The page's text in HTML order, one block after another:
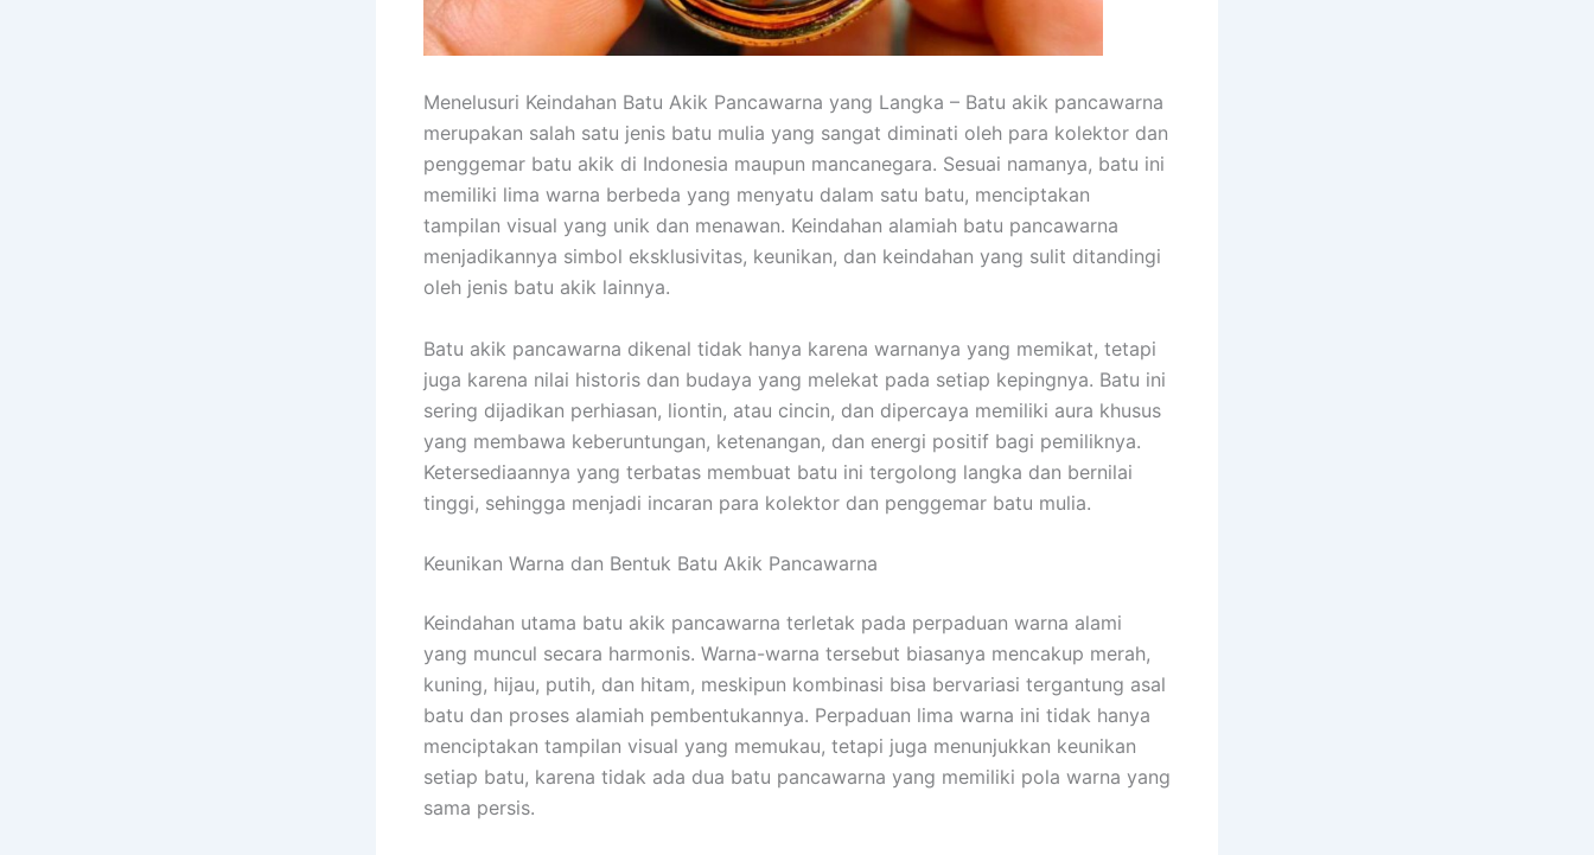
Menelusuri Keindahan Batu Akik Pancawarna yang Langka – Batu akik pancawarna
merupakan salah satu jenis batu mulia yang sangat diminati oleh para kolektor dan
penggemar batu akik di Indonesia maupun mancanegara. Sesuai namanya, batu ini
memiliki lima warna berbeda yang menyatu dalam satu batu, menciptakan
tampilan visual yang unik dan menawan. Keindahan alamiah batu pancawarna
menjadikannya simbol eksklusivitas, keunikan, dan keindahan yang sulit ditandingi
oleh jenis batu akik lainnya.
Batu akik pancawarna dikenal tidak hanya karena warnanya yang memikat, tetapi
juga karena nilai historis dan budaya yang melekat pada setiap kepingnya. Batu ini
sering dijadikan perhiasan, liontin, atau cincin, dan dipercaya memiliki aura khusus
yang membawa keberuntungan, ketenangan, dan energi positif bagi pemiliknya.
Ketersediaannya yang terbatas membuat batu ini tergolong langka dan bernilai
tinggi, sehingga menjadi incaran para kolektor dan penggemar batu mulia.
Keunikan Warna dan Bentuk Batu Akik Pancawarna
Keindahan utama batu akik pancawarna terletak pada perpaduan warna alami
yang muncul secara harmonis. Warna-warna tersebut biasanya mencakup merah,
kuning, hijau, putih, dan hitam, meskipun kombinasi bisa bervariasi tergantung asal
batu dan proses alamiah pembentukannya. Perpaduan lima warna ini tidak hanya
menciptakan tampilan visual yang memukau, tetapi juga menunjukkan keunikan
setiap batu, karena tidak ada dua batu pancawarna yang memiliki pola warna yang
sama persis.